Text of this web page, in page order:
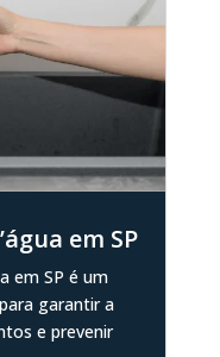
em SP
em SP é um
garantir a
e prevenir